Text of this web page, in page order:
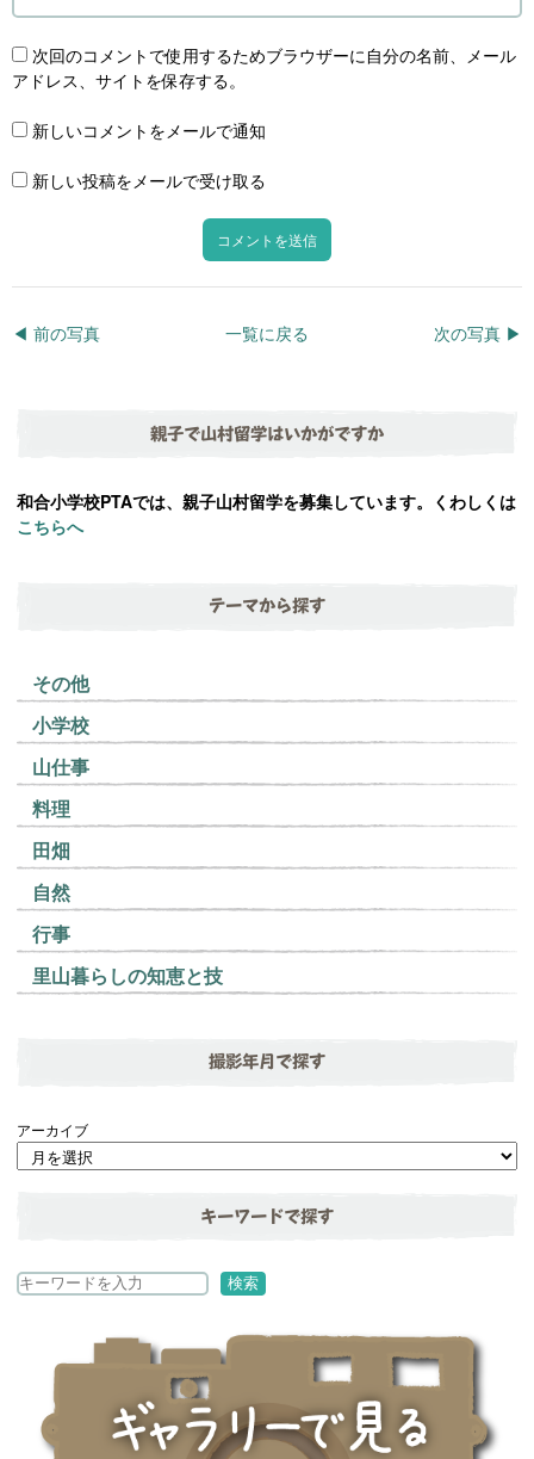
次回のコメントで使用するためブラウザーに自分の名前、メール
アドレス、サイトを保存する。
新しいコメントをメールで通知
新しい投稿をメールで受け取る
◀︎ 前の写真 次の写真 ▶︎
一覧に戻る
親子で山村留学はいかがですか
和合小学校PTAでは、親子山村留学を募集しています。くわしくは
こちらへ
テーマから探す
その他
小学校
山仕事
料理
田畑
自然
行事
里山暮らしの知恵と技
撮影年月で探す
アーカイブ
キーワードで探す
検
検索